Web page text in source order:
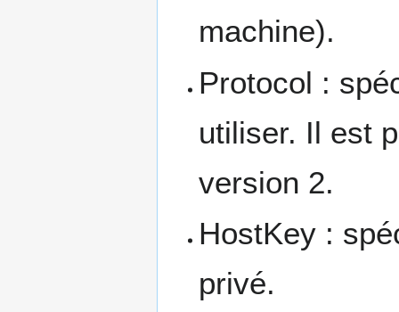
machine).
Protocol :
utiliser. Il est
version 2.
HostKey :
privé.